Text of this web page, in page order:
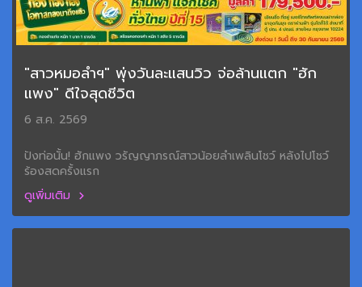
"สาวหมอลำฯ" พุ่งวันละแสนวิว จ่อล้านแตก "ฮัก
แพง" ดีใจสุดชีวิต
6 ส.ค. 2569
ปังท่อนั้น! ฮักแพง วรัญญาภรณ์สาวน้อยลำเพลินโชว์ หลังไปโชว์
ร้องสดครั้งแรก
ดูเพิ่มเติม